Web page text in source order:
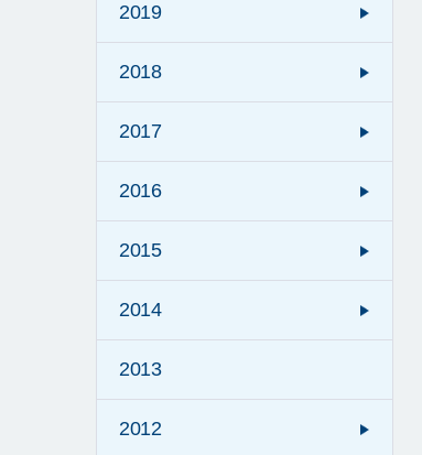
2019
2018
2017
2016
2015
2014
2013
2012